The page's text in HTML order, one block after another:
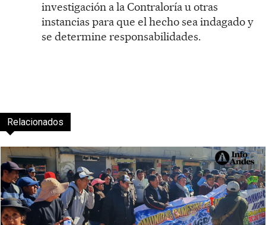
investigación a la Contraloría u otras
instancias para que el hecho sea indagado y
se determine responsabilidades.
Relacionados